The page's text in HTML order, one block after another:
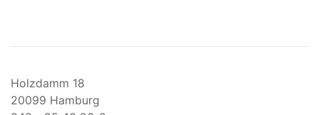
Holzdamm 18
20099 Hamburg